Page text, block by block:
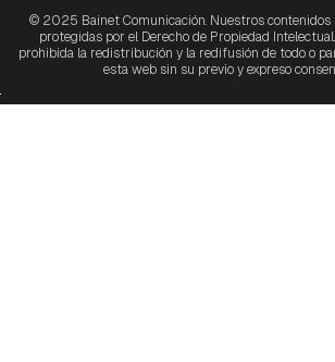
© 2025 Bainet Comunicación. Nuestros contenidos
protegidas por el Derecho de Propiedad
prohibida la redistribución y la redifusión de todo o
esta web sin su previo y expreso